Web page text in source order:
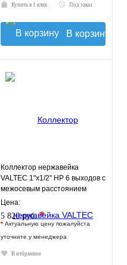
Купить в 1 клик Под заказ
В корзину
Коллектор нержавейка
VALTEC 1"х1/2" НР 6 выходов с
межосевым расстоянием
выходов 100мм
Цена:
5 820 руб.*
* Актуальную цену пожалуйста
уточните у менеджера
В избранное